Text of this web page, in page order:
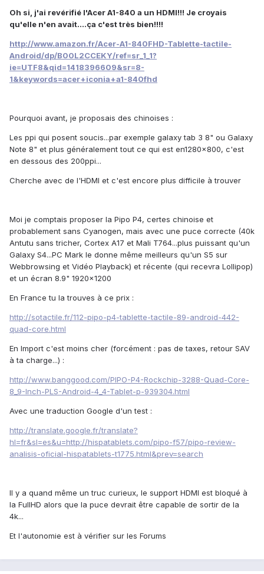
Oh si, j'ai revérifié l'Acer A1-840 a un HDMI!!! Je croyais
qu'elle n'en avait....ça c'est très bien!!!!
http://www.amazon.fr/Acer-A1-840FHD-Tablette-tactile-
Android/dp/B00L2CCEKY/ref=sr_1_1?
ie=UTF8&qid=1418396609&sr=8-
1&keywords=acer+iconia+a1-840fhd
Pourquoi avant, je proposais des chinoises :
Les ppi qui posent soucis...par exemple galaxy tab 3 8" ou Galaxy
Note 8" et plus généralement tout ce qui est en1280x800, c'est
en dessous des 200ppi...
Cherche avec de l'HDMI et c'est encore plus difficile à trouver
Moi je comptais proposer la Pipo P4, certes chinoise et
probablement sans Cyanogen, mais avec une puce correcte (40k
Antutu sans tricher, Cortex A17 et Mali T764...plus puissant qu'un
Galaxy S4...PC Mark le donne même meilleurs qu'un S5 sur
Webbrowsing et Vidéo Playback) et récente (qui recevra Lollipop)
et un écran 8.9" 1920x1200
En France tu la trouves à ce prix :
http://sotactile.fr/112-pipo-p4-tablette-tactile-89-android-442-
quad-core.html
En Import c'est moins cher (forcément : pas de taxes, retour SAV
à ta charge...) :
http://www.banggood.com/PIPO-P4-Rockchip-3288-Quad-Core-
8_9-Inch-PLS-Android-4_4-Tablet-p-939304.html
Avec une traduction Google d'un test :
http://translate.google.fr/translate?
hl=fr&sl=es&u=http://hispatablets.com/pipo-f57/pipo-review-
analisis-oficial-hispatablets-t1775.html&prev=search
Il y a quand même un truc curieux, le support HDMI est bloqué à
la FullHD alors que la puce devrait être capable de sortir de la
4k...
Et l'autonomie est à vérifier sur les Forums